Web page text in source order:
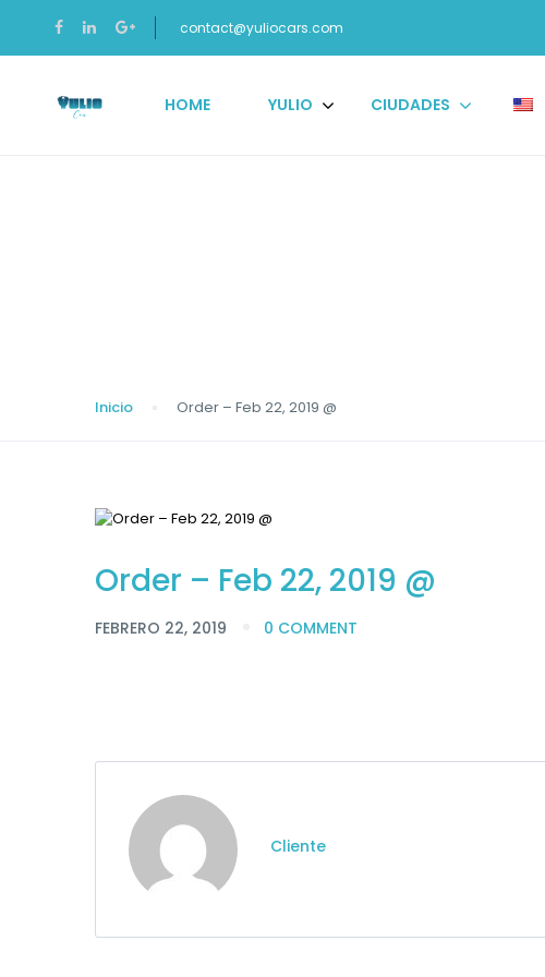
contact@yuliocars.com
HOME YULIO CIUDADES
Inicio Order – Feb 22, 2019 @
Order – Feb 22, 2019 @
FEBRERO 22, 2019 0 COMMENT
Cliente